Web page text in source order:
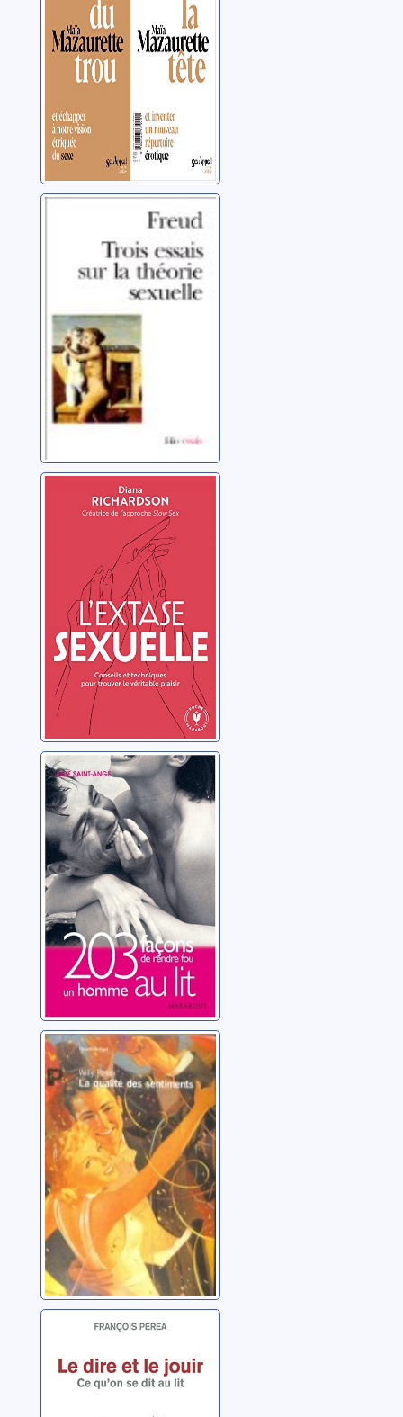
Trois essais sur
la théorie de la
sexualité
Freud, Sigmund
L'extase
sexuelle:
conseils et
techniques pour
trouver le
véritable plaisir
Richardson, Diana
203 façons de
rendre fou un
homme au lit
Saint-Ange, Julie
La qualité des
sentiments
Pasini, Willy
Le dire et le jouir:
au lit